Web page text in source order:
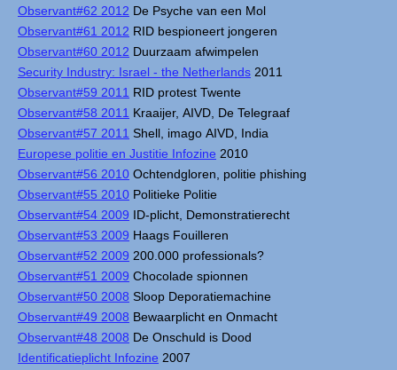
Observant#62 2012 De Psyche van een Mol
Observant#61 2012 RID bespioneert jongeren
Observant#60 2012 Duurzaam afwimpelen
Security Industry: Israel - the Netherlands 2011
Observant#59 2011 RID protest Twente
Observant#58 2011 Kraaijer, AIVD, De Telegraaf
Observant#57 2011 Shell, imago AIVD, India
Europese politie en Justitie Infozine 2010
Observant#56 2010 Ochtendgloren, politie phishing
Observant#55 2010 Politieke Politie
Observant#54 2009 ID-plicht, Demonstratierecht
Observant#53 2009 Haags Fouilleren
Observant#52 2009 200.000 professionals?
Observant#51 2009 Chocolade spionnen
Observant#50 2008 Sloop Deporatiemachine
Observant#49 2008 Bewaarplicht en Onmacht
Observant#48 2008 De Onschuld is Dood
Identificatieplicht Infozine 2007